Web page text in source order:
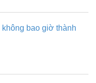
bao giờ thành